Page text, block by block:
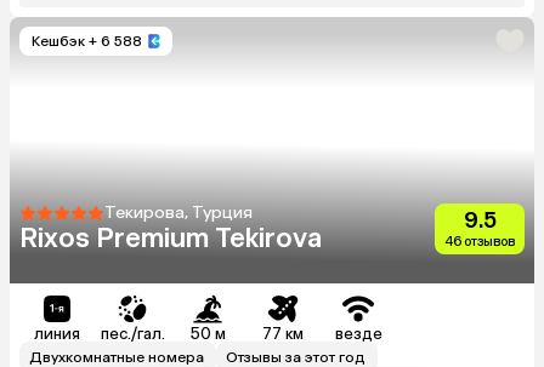
Кешбэк + 6 588
Текирова, Турция
Rixos Premium Tekirova
9.5
46 отзывов
линия пес./гал. 50 м 77 км везде
Двухкомнатные номера
Отзывы за этот год